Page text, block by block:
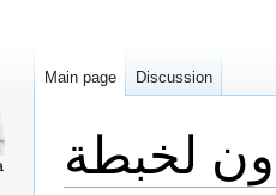
لخبطة
Main page Discussion